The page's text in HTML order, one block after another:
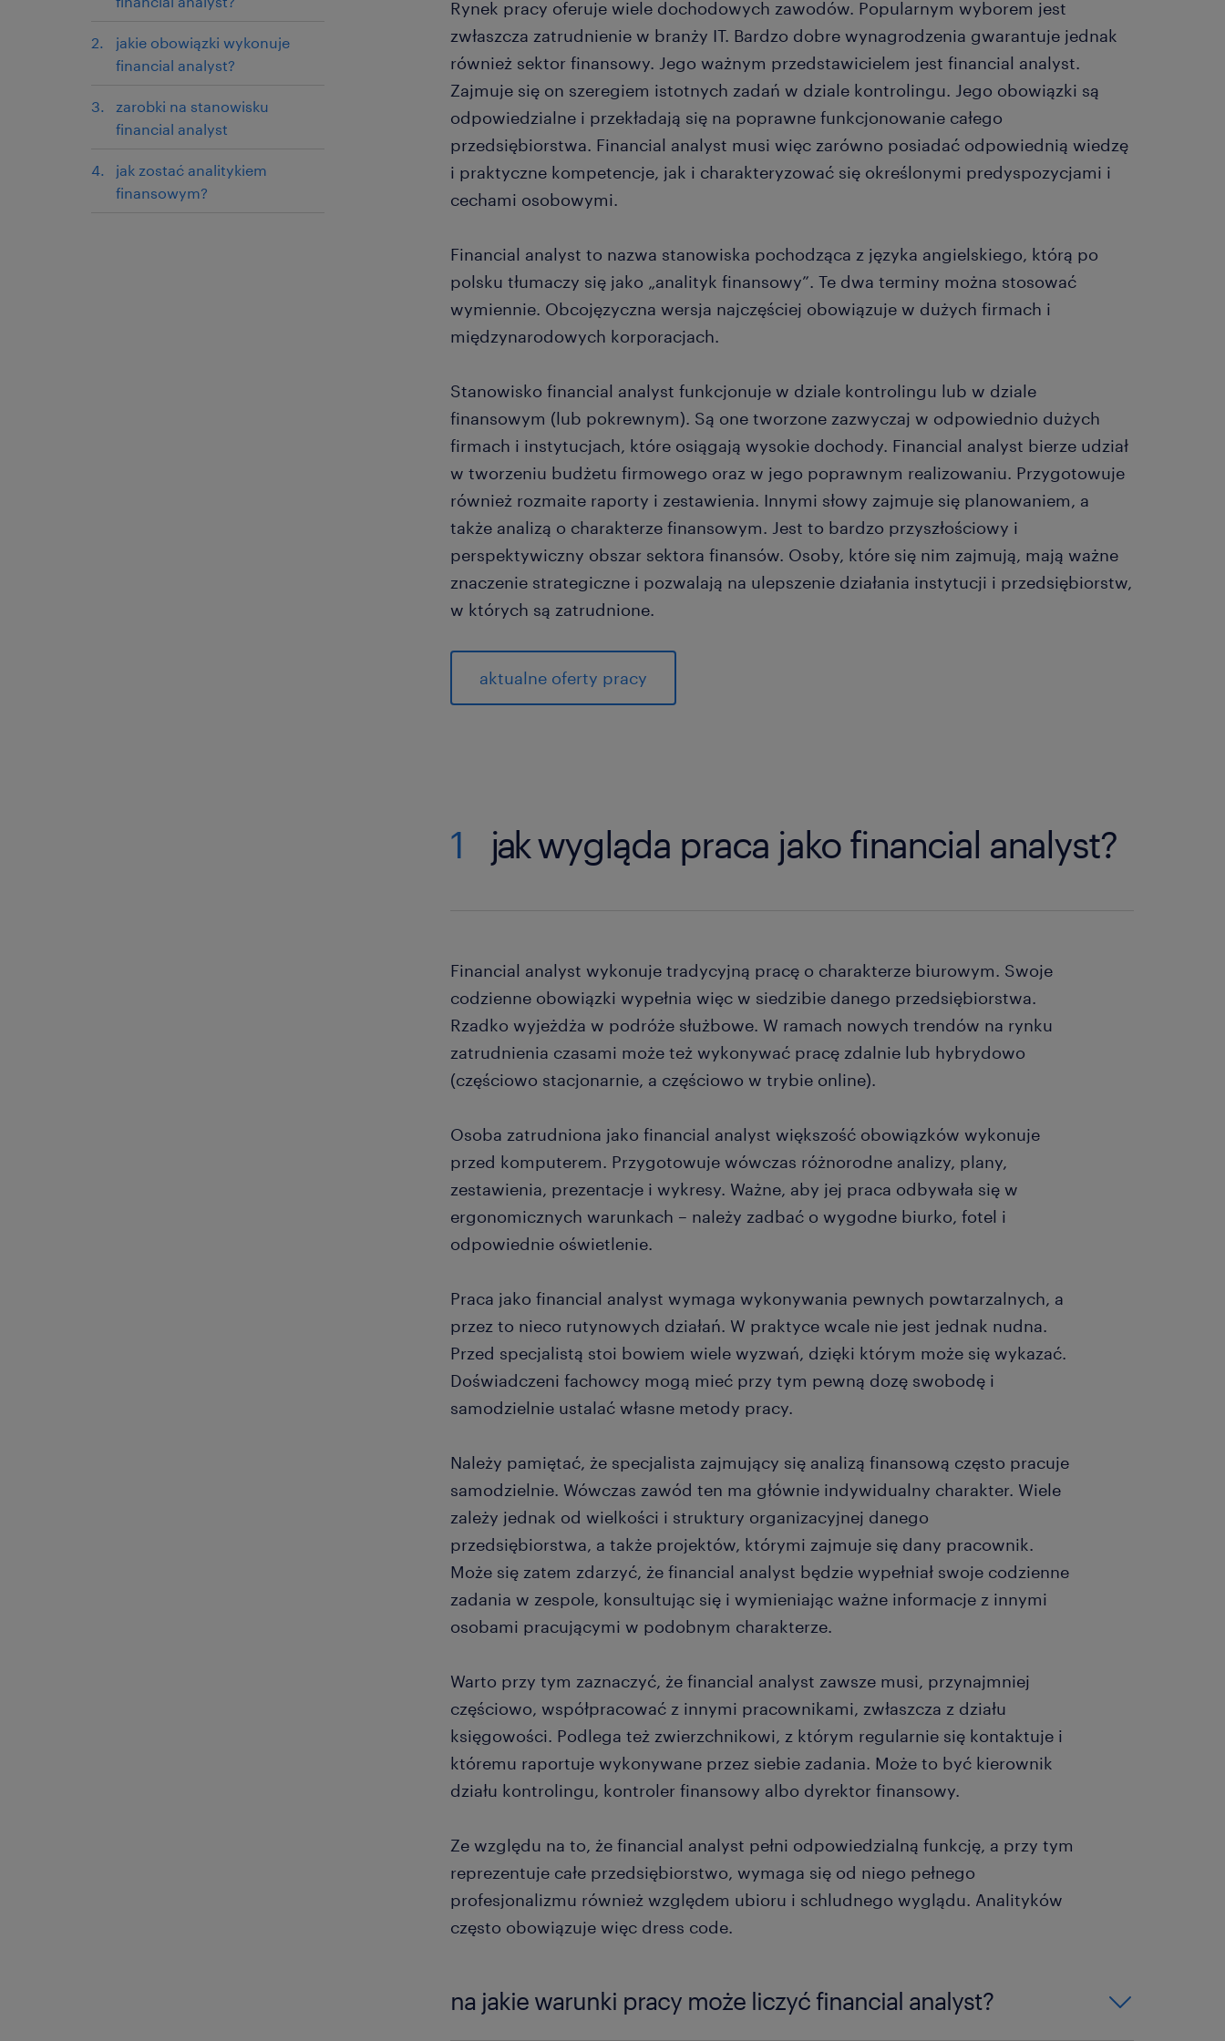
jakie obowiązki wykonuje
financial analyst?
zarobki na stanowisku
financial analyst
jak zostać analitykiem
finansowym?
Rynek pracy oferuje wiele dochodowych zawodów. Popularnym wyborem jest
zwłaszcza zatrudnienie w branży IT. Bardzo dobre wynagrodzenia gwarantuje jednak
również sektor finansowy. Jego ważnym przedstawicielem jest financial analyst.
Zajmuje się on szeregiem istotnych zadań w dziale kontrolingu. Jego obowiązki są
odpowiedzialne i przekładają się na poprawne funkcjonowanie całego
przedsiębiorstwa. Financial analyst musi więc zarówno posiadać odpowiednią wiedzę
i praktyczne kompetencje, jak i charakteryzować się określonymi predyspozycjami i
cechami osobowymi.
Financial analyst to nazwa stanowiska pochodząca z języka angielskiego, którą po
polsku tłumaczy się jako „analityk finansowy”. Te dwa terminy można stosować
wymiennie. Obcojęzyczna wersja najczęściej obowiązuje w dużych firmach i
międzynarodowych korporacjach.
Stanowisko financial analyst funkcjonuje w dziale kontrolingu lub w dziale
finansowym (lub pokrewnym). Są one tworzone zazwyczaj w odpowiednio dużych
firmach i instytucjach, które osiągają wysokie dochody. Financial analyst bierze udział
w tworzeniu budżetu firmowego oraz w jego poprawnym realizowaniu. Przygotowuje
również rozmaite raporty i zestawienia. Innymi słowy zajmuje się planowaniem, a
także analizą o charakterze finansowym. Jest to bardzo przyszłościowy i
perspektywiczny obszar sektora finansów. Osoby, które się nim zajmują, mają ważne
znaczenie strategiczne i pozwalają na ulepszenie działania instytucji i przedsiębiorstw,
w których są zatrudnione.
aktualne oferty pracy
1 jak wygląda praca jako financial analyst?
Financial analyst wykonuje tradycyjną pracę o charakterze biurowym. Swoje
codzienne obowiązki wypełnia więc w siedzibie danego przedsiębiorstwa.
Rzadko wyjeżdża w podróże służbowe. W ramach nowych trendów na rynku
zatrudnienia czasami może też wykonywać pracę zdalnie lub hybrydowo
(częściowo stacjonarnie, a częściowo w trybie online).
Osoba zatrudniona jako financial analyst większość obowiązków wykonuje
przed komputerem. Przygotowuje wówczas różnorodne analizy, plany,
zestawienia, prezentacje i wykresy. Ważne, aby jej praca odbywała się w
ergonomicznych warunkach – należy zadbać o wygodne biurko, fotel i
odpowiednie oświetlenie.
Praca jako financial analyst wymaga wykonywania pewnych powtarzalnych, a
przez to nieco rutynowych działań. W praktyce wcale nie jest jednak nudna.
Przed specjalistą stoi bowiem wiele wyzwań, dzięki którym może się wykazać.
Doświadczeni fachowcy mogą mieć przy tym pewną dozę swobodę i
samodzielnie ustalać własne metody pracy.
Należy pamiętać, że specjalista zajmujący się analizą finansową często pracuje
samodzielnie. Wówczas zawód ten ma głównie indywidualny charakter. Wiele
zależy jednak od wielkości i struktury organizacyjnej danego
przedsiębiorstwa, a także projektów, którymi zajmuje się dany pracownik.
Może się zatem zdarzyć, że financial analyst będzie wypełniał swoje codzienne
zadania w zespole, konsultując się i wymieniając ważne informacje z innymi
osobami pracującymi w podobnym charakterze.
Warto przy tym zaznaczyć, że financial analyst zawsze musi, przynajmniej
częściowo, współpracować z innymi pracownikami, zwłaszcza z działu
księgowości. Podlega też zwierzchnikowi, z którym regularnie się kontaktuje i
któremu raportuje wykonywane przez siebie zadania. Może to być kierownik
działu kontrolingu, kontroler finansowy albo dyrektor finansowy.
Ze względu na to, że financial analyst pełni odpowiedzialną funkcję, a przy tym
reprezentuje całe przedsiębiorstwo, wymaga się od niego pełnego
profesjonalizmu również względem ubioru i schludnego wyglądu. Analityków
często obowiązuje więc dress code.
na jakie warunki pracy może liczyć financial analyst?